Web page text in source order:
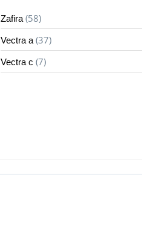
Zafira (58)
Vectra a (37)
Vectra c (7)